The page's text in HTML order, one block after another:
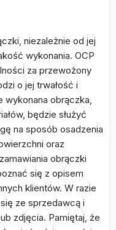
niezależnie od jej
wykonania. OCP
za przewożony
o jej trwałość i
wykonana obrączka,
będzie służyć
na sposób osadzenia
oraz
obrączki
się z opisem
klientów. W razie
ze sprzedawcą i
zdjęcia. Pamiętaj, że